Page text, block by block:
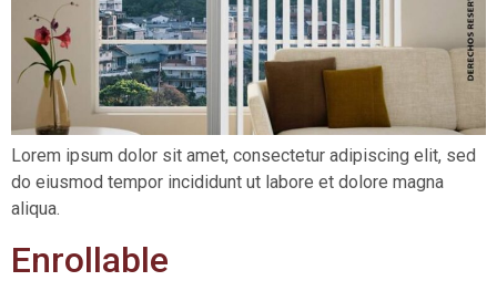
Lorem ipsum dolor sit amet, consectetur adipiscing elit, sed
do eiusmod tempor incididunt ut labore et dolore magna
aliqua.
Enrollable